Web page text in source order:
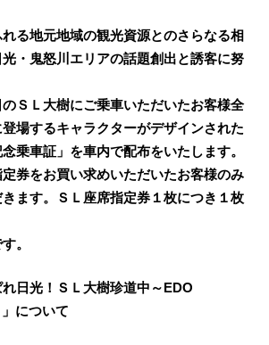
る地元地域の観光資源とのさらなる相
・鬼怒川エリアの話題創出と誘客に努
ＳＬ大樹にご乗車いただいたお客様全
場するキャラクターがデザインされた
念乗車証」を車内で配布をいたします。
定券をお買い求めいただいたお客様のみ
ます。ＳＬ座席指定券１枚につき１枚
。
日光！ＳＬ大樹珍道中～EDO
について